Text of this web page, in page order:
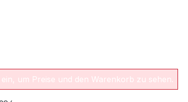
um Preise und den Warenkorb zu sehen.